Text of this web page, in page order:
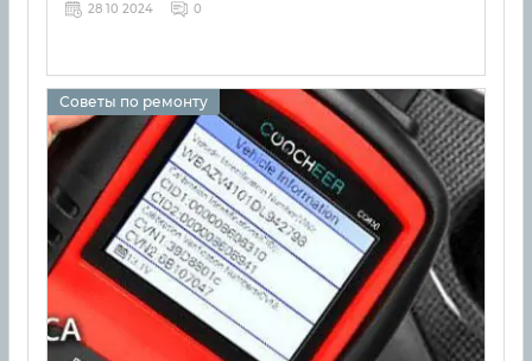
28 10 2024 0
Советы по ремонту